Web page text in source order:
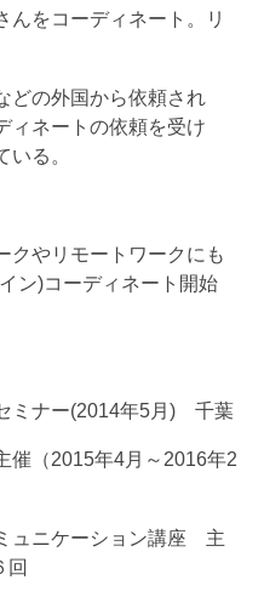
んをコーディネート。リ
どの外国から依頼され
ィネートの依頼を受け
る。
クやリモートワークにも
ン)コーディネート開始
ミナー(2014年5月) 千葉
（2015年4月～2016年2
ュニケーション講座 主
回